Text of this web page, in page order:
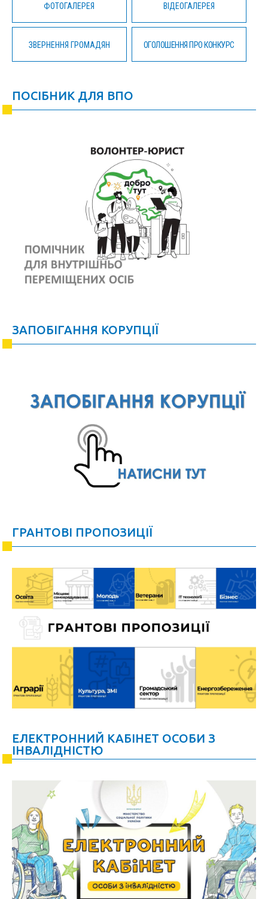
ФОТОГАЛЕРЕЯ ВІДЕОГАЛЕРЕЯ
ЗВЕРНЕННЯ ГРОМАДЯН ОГОЛОШЕННЯ ПРО КОНКУРС
ПОСІБНИК ДЛЯ ВПО
ЗАПОБІГАННЯ КОРУПЦІЇ
ГРАНТОВІ ПРОПОЗИЦІЇ
ЕЛЕКТРОННИЙ КАБІНЕТ ОСОБИ З
ІНВАЛІДНІСТЮ